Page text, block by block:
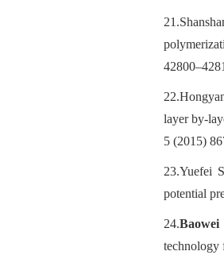
21.
22.
layer by-
5 (2015)
23.Yuefei
potential
24.Baowei
technology